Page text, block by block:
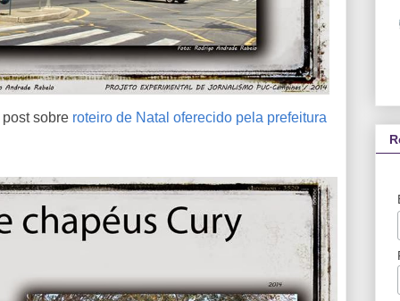
sobre roteiro de Natal oferecido pela prefeitura